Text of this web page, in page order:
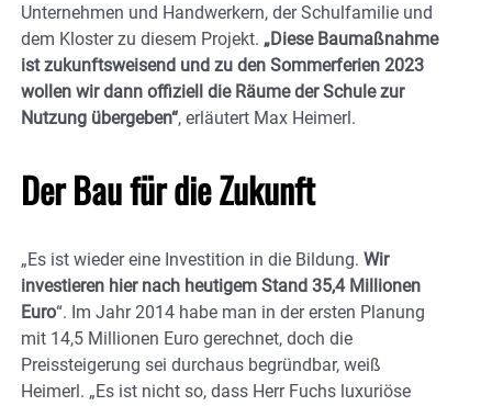
Unternehmen und Handwerkern, der Schulfamilie und
dem Kloster zu diesem Projekt. „Diese Baumaßnahme
ist zukunftsweisend und zu den Sommerferien 2023
wollen wir dann offiziell die Räume der Schule zur
Nutzung übergeben“, erläutert Max Heimerl.
Der Bau für die Zukunft
„Es ist wieder eine Investition in die Bildung. Wir
investieren hier nach heutigem Stand 35,4 Millionen
Euro“. Im Jahr 2014 habe man in der ersten Planung
mit 14,5 Millionen Euro gerechnet, doch die
Preissteigerung sei durchaus begründbar, weiß
Heimerl. „Es ist nicht so, dass Herr Fuchs luxuriöse